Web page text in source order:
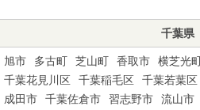
千葉県
旭市 多古町 芝山町 香取市 横芝光
千葉花見川区
千葉稲毛区 千葉若葉区
成田市
千葉佐倉市 習志野市 流山市